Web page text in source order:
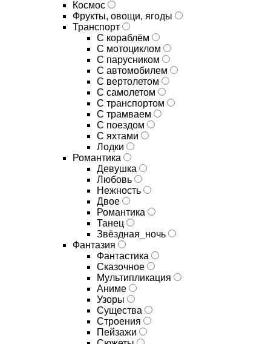
Космос
Фрукты, овощи, ягоды
Транспорт
С кораблём
С мотоциклом
С парусником
С автомобилем
С вертолетом
С самолетом
С транспортом
С трамваем
С поездом
С яхтами
Лодки
Романтика
Девушка
Любовь
Нежность
Двое
Романтика
Танец
Звёздная_ночь
Фантазия
Фантастика
Сказочное
Мультипликация
Аниме
Узоры
Существа
Строения
Пейзажи